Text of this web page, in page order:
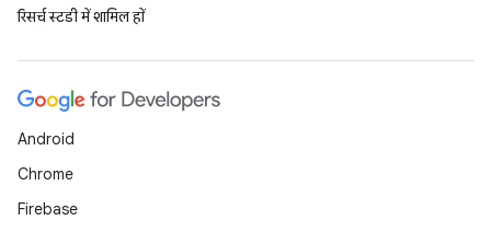
रिसर्च स्टडी में शामिल हों
Android
Chrome
Firebase